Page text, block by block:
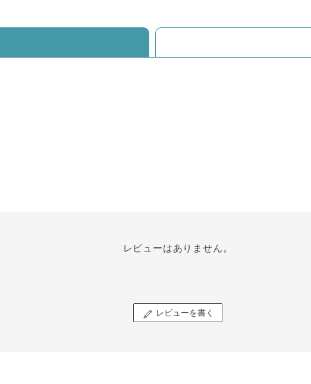
レビューはありません。
レビューを書く